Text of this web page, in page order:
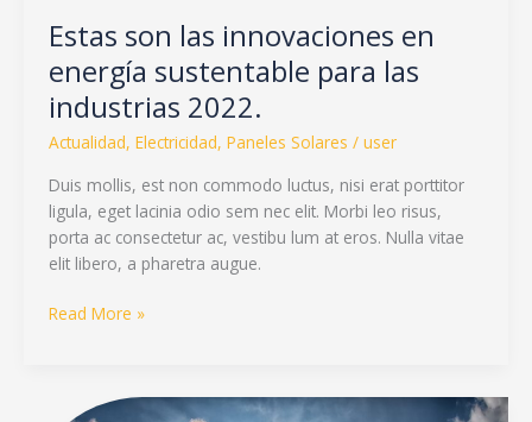
Estas son las innovaciones en
energía sustentable para las
industrias 2022.
Actualidad, Electricidad, Paneles Solares / user
Duis mollis, est non commodo luctus, nisi erat porttitor
ligula, eget lacinia odio sem nec elit. Morbi leo risus,
porta ac consectetur ac, vestibu lum at eros. Nulla vitae
elit libero, a pharetra augue.
Read More »
Hora